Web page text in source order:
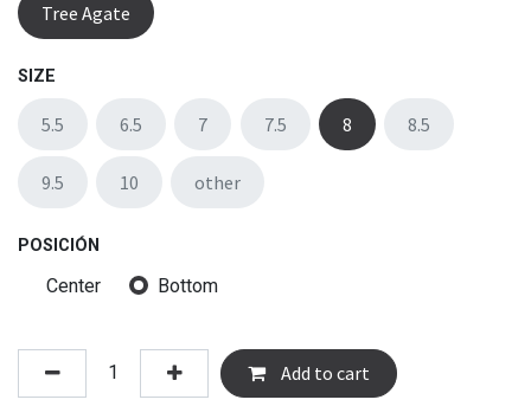
Tree Agate
SIZE
5.5 6.5 7 7.5 8 8.5
9.5 10 other
POSICIÓN
Center Bottom
Add to cart